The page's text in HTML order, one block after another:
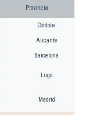
Provincia
Córdoba
Alicante
Barcelona
Lugo
Madrid